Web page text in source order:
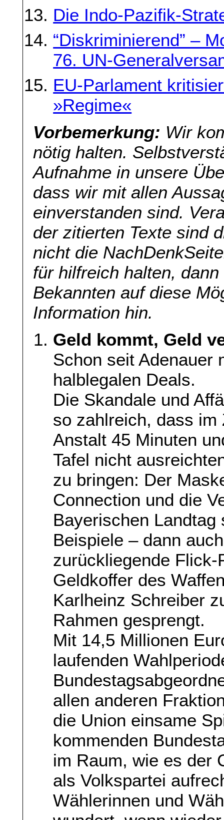
Die Indo-Pazifik-
“Diskriminierend” –
76. UN-
EU-Parlament
»Regime«
Vorbemerkung: Wir
nötig halten.
Aufnahme in unsere
dass wir mit allen
einverstanden sind.
der zitierten Texte sind
nicht die
für hilfreich halten,
Bekannten auf diese
Information hin.
Geld kommt, Geld
Schon seit Adenauer
halblegalen Deals.
Die Skandale und
so zahlreich, dass im
Anstalt 45 Minuten
Tafel nicht
zu bringen: Der
Connection und die
Bayerischen
Beispiele – dann
zurückliegende
Geldkoffer des
Karlheinz Schreiber
Rahmen gesprengt.
Mit 14,5 Millionen
laufenden
allen anderen
die Union einsame
kommenden
im Raum, wie es der
als Volkspartei
Wählerinnen und